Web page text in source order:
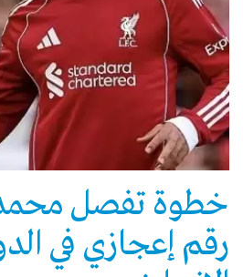
خطوة تفصل
رقم إعجازي في